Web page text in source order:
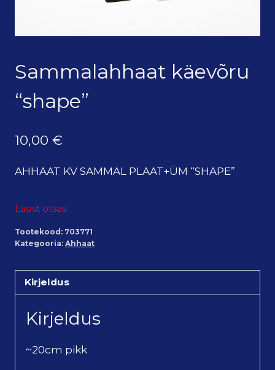
Sammalahhaat käevõru
“shape”
10,00 €
AHHAAT KV SAMMAL PLAAT+ÜM “SHAPE”
Laost otsas
Tootekood: 703771
Kategooria: Ahhaat
Kirjeldus
Kirjeldus
~20cm pikk